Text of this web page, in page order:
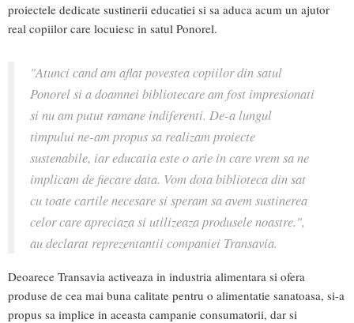
proiectele dedicate sustinerii educatiei si sa aduca acum un ajutor
real copiilor care locuiesc in satul Ponorel.
"Atunci cand am aflat povestea copiilor din satul
Ponorel si a doamnei bibliotecare am fost impresionati
si nu am putut ramane indiferenti. De-a lungul
timpului ne-am propus sa realizam proiecte
sustenabile, iar educatia este o arie in care vrem sa ne
implicam de fiecare data. Vom dota biblioteca din sat
cu toate cartile necesare si speram sa avem sustinerea
celor care apreciaza si utilizeaza produsele noastre.",
au declarat reprezentantii companiei Transavia.
Deoarece Transavia activeaza in industria alimentara si ofera
produse de cea mai buna calitate pentru o alimentatie sanatoasa, si-a
propus sa implice in aceasta campanie consumatorii, dar si